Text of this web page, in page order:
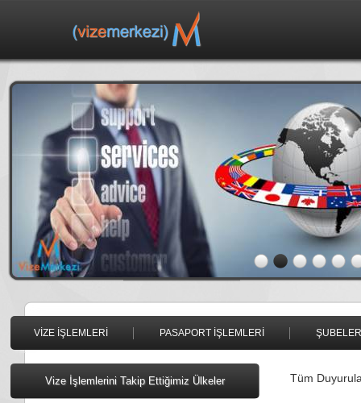
VİZE İŞLEMLERİ PASAPORT İŞLEMLERİ
Vize İşlemlerini Takip Ettiğimiz Ülkeler Tüm